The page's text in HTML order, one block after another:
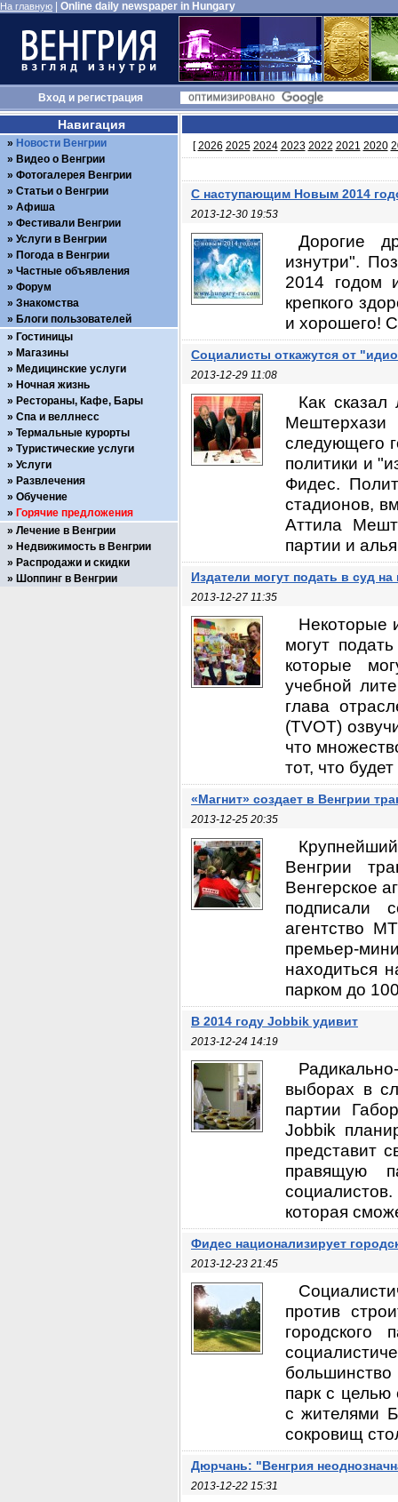
На главную Online daily newspaper in Hungary
Входи регистрация
[2026 2025 2024 2023 2022 2021 2020
С наступающим Новым 2014
2013-12-30 19:53
Дорогие
изнутри".
2014 годом
крепкого
и хорошего!
Социалисты откажутся от
2013-12-29 11:08
Как сказал
следующего
политики и
Фидес.
стадионов,
Аттила
партии и
Издатели могут подать в суд
2013-12-27 11:35
Некоторые
могут
которые
учебной
глава
(TVOT)
что
тот, что
«Магнит» создает в Венгрии
2013-12-25 20:35
Венгрии
Венгерское
подписали
агентство
премьер-
находиться
парком до
В 2014 году Jobbik удивит
2013-12-24 14:19
выборах в
партии
Jobbik
представит
правящую
которая
Фидес национализирует
2013-12-23 21:45
против
парк с целью
с жителями
сокровищ
Дюрчань: "Венгрия
2013-12-22 15:31
Навигация
Новости Венгрии
Видео о Венгрии
Фотогалерея Венгрии
Статьи о Венгрии
Афиша
Фестивали Венгрии
Услуги в Венгрии
Погода в Венгрии
Частные объявления
Форум
Знакомства
Блоги пользователей
Гостиницы
Магазины
Медицинские услуги
Ночная жизнь
Рестораны, Кафе, Бары
Спа и веллнесс
Термальные курорты
Туристические услуги
Услуги
Развлечения
Обучение
Горячие предложения
Лечение в Венгрии
Недвижимость в Венгрии
Распродажи и скидки
Шоппинг в Венгрии